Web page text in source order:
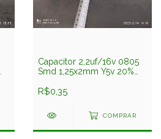
Capacitor 2,2uf/16v 0805
Smd 1,25x2mm Y5v 20%
Yuden
R$0,35
COMPRAR